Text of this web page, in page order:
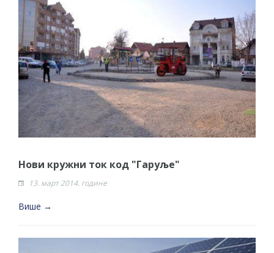
Нови кружни ток код "Гаруље"
13. март 2014. године
Више →